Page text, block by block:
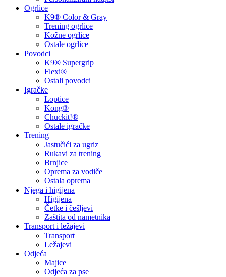
Ogrlice
K9® Color & Gray
Trening ogrlice
Kožne ogrlice
Ostale ogrlice
Povodci
K9® Supergrip
Flexi®
Ostali povodci
Igračke
Loptice
Kong®
Chuckit!®
Ostale igračke
Trening
Jastučići za ugriz
Rukavi za trening
Brnjice
Oprema za vodiče
Ostala oprema
Njega i higijena
Higijena
Četke i češljevi
Zaštita od nametnika
Transport i ležajevi
Transport
Ležajevi
Odjeća
Majice
Odjeća za pse